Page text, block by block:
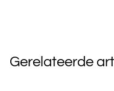
Gerelateerde